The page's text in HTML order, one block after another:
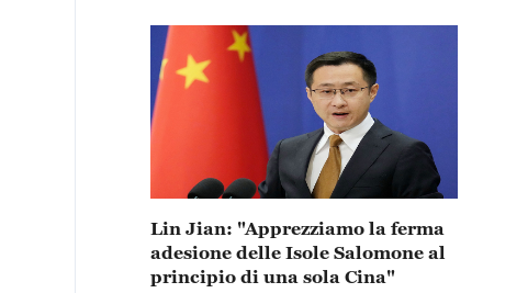
Lin Jian: "Apprezziamo la ferma
adesione delle Isole Salomone al
principio di una sola Cina"